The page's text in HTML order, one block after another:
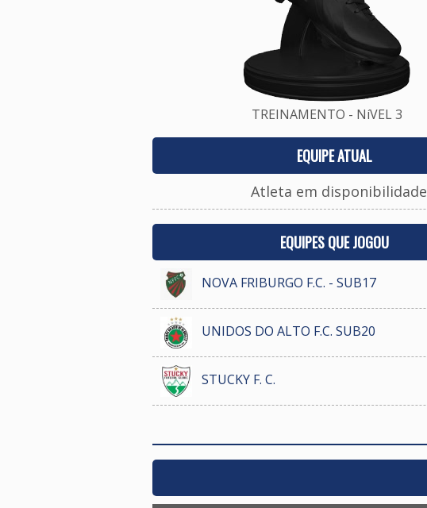
TREINAMENTO - NíVEL 3
EQUIPE ATUAL
Atleta em disponibilidade
EQUIPES QUE JOGOU
NOVA FRIBURGO F.C. - SUB17
UNIDOS DO ALTO F.C. SUB20
STUCKY F. C.